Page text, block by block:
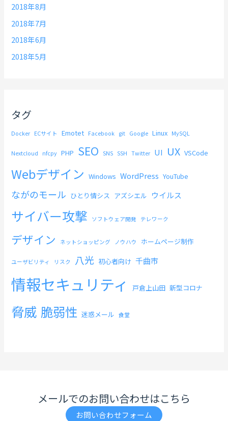
2018年8月
2018年7月
2018年6月
2018年5月
タグ
Docker ECサイト Emotet Facebook git Google Linux MySQL
Nextcloud nfcpy PHP SEO SNS SSH Twitter UI UX VSCode
Webデザイン Windows WordPress YouTube
ながのモール ひとり情シス アズシエル ウイルス
サイバー攻撃 ソフトウェア開発 テレワーク
デザイン ネットショッピング ノウハウ ホームページ制作
ユーザビリティ リスク 八光 初心者向け 千曲市
情報セキュリティ 戸倉上山田 新型コロナ
脅威 脆弱性 迷惑メール 食堂
メールでのお問い合わせはこちら
お問い合わせフォーム